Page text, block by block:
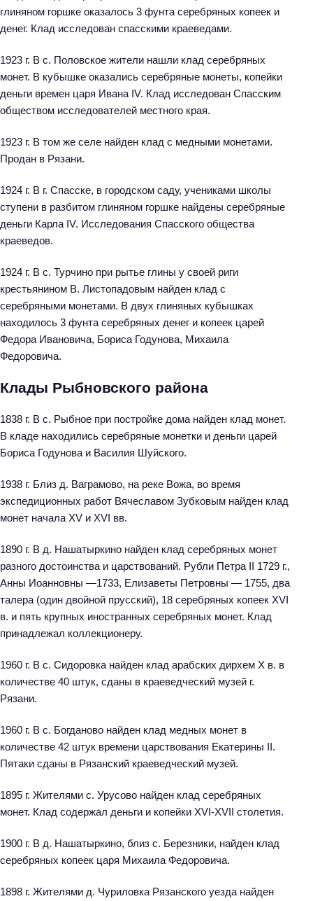
глиняном горшке оказалось 3 фунта серебряных копеек и
денег. Клад исследован спасскими краеведами.
1923 г. В с. Половское жители нашли клад серебряных
монет. В кубышке оказались серебряные монеты, копейки
деньги времен царя Ивана IV. Клад исследован Спасским
обществом исследователей местного края.
1923 г. В том же селе найден клад с медными монетами.
Продан в Рязани.
1924 г. В г. Спасске, в городском саду, учениками школы
ступени в разбитом глиняном горшке найдены серебряные
деньги Карла IV. Исследования Спасского общества
краеведов.
1924 г. В с. Турчино при рытье глины у своей риги
крестьянином В. Листопадовым найден клад с
серебряными монетами. В двух глиняных кубышках
находилось 3 фунта серебряных денег и копеек царей
Федора Ивановича, Бориса Годунова, Михаила
Федоровича.
Клады Рыбновского района
1838 г. В с. Рыбное при постройке дома найден клад монет.
В кладе находились серебряные монетки и деньги царей
Бориса Годунова и Василия Шуйского.
1938 г. Близ д. Ваграмово, на реке Вожа, во время
экспедиционных работ Вячеславом Зубковым найден клад
монет начала XV и XVI вв.
1890 г. В д. Нашатыркино найден клад серебряных монет
разного достоинства и царствований. Рубли Петра II 1729 г.,
Анны Иоанновны —1733, Елизаветы Петровны — 1755, два
талера (один двойной прусский), 18 серебряных копеек XVI
в. и пять крупных иностранных серебряных монет. Клад
принадлежал коллекционеру.
1960 г. В с. Сидоровка найден клад арабских дирхем X в. в
количестве 40 штук, сданы в краеведческий музей г.
Рязани.
1960 г. В с. Богданово найден клад медных монет в
количестве 42 штук времени царствования Екатерины II.
Пятаки сданы в Рязанский краеведческий музей.
1895 г. Жителями с. Урусово найден клад серебряных
монет. Клад содержал деньги и копейки XVI-XVII столетия.
1900 г. В д. Нашатыркино, близ с. Березники, найден клад
серебряных копеек царя Михаила Федоровича.
1898 г. Жителями д. Чуриловка Рязанского уезда найден